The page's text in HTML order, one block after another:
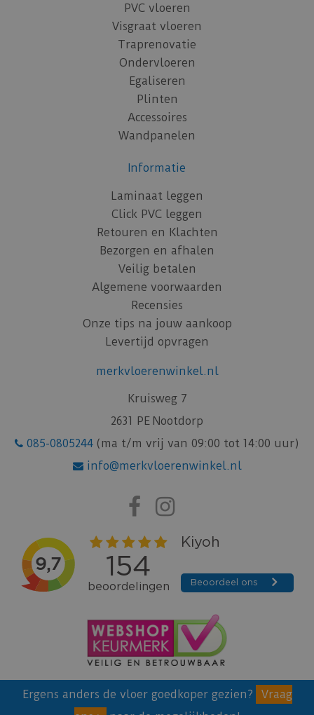
PVC vloeren
Visgraat vloeren
Traprenovatie
Ondervloeren
Egaliseren
Plinten
Accessoires
Wandpanelen
Informatie
Laminaat leggen
Click PVC leggen
Retouren en Klachten
Bezorgen en afhalen
Veilig betalen
Algemene voorwaarden
Recensies
Onze tips na jouw aankoop
Levertijd opvragen
merkvloerenwinkel.nl
Kruisweg 7
2631 PE Nootdorp
085-0805244 (ma t/m vrij van 09:00 tot 14:00 uur)
info@merkvloerenwinkel.nl
Ergens anders de vloer goedkoper gezien?
Vraag